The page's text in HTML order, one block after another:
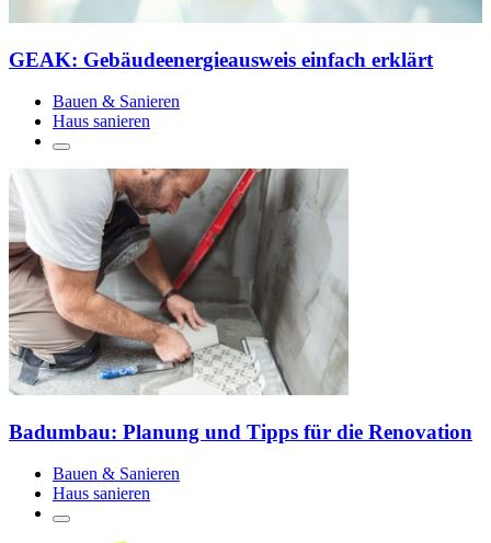
GEAK: Gebäudeenergieausweis einfach erklärt
Bauen & Sanieren
Haus sanieren
Badumbau: Planung und Tipps für die Renovation
Bauen & Sanieren
Haus sanieren